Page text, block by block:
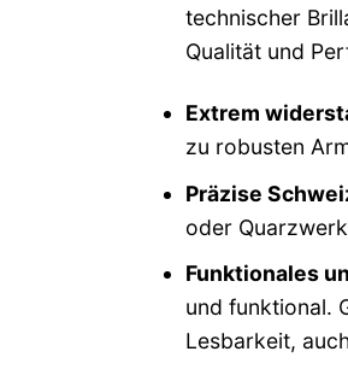
technischer
Qualität und
Extrem
zu robusten
Präzise
oder
Funktionales
und funktional.
Lesbarkeit,